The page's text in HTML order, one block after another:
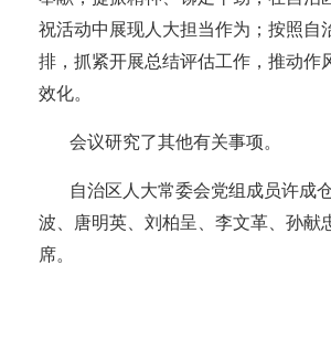
祝活动中展现人大担当作为；按照自
排，抓紧开展总结评估工作，推动作
效化。
会议研究了其他有关事项。
自治区人大常委会党组成员许成
波、唐明英、刘柏呈、李文革、孙献
席。